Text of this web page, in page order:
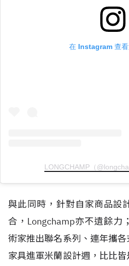
在 Instagram 查看
LONGCHAMP（
與此同時，針對自家商品設
合，Longchamp亦不遺餘力
術家推出聯名系列、連年攜
家具進軍米蘭設計週，比比